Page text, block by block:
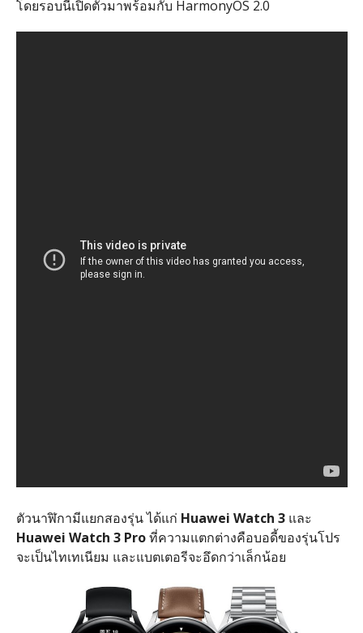
โดยรอบนี้เปิดตัวมาพร้อมกับ HarmonyOS 2.0
ตัวนาฬิกามีแยกสองรุ่น ได้แก่ Huawei Watch 3และ
Huawei Watch 3 Proที่ความแตกต่างคือบอดี้ของรุ่นโปร
จะเป็นไทเทเนียม และแบตเตอรีจะอึดกว่าเล็กน้อย